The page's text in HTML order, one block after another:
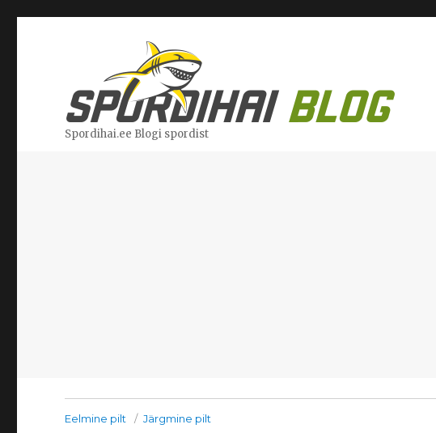
Spordihai.ee Blogi spordist
Eelmine pilt Järgmine pilt